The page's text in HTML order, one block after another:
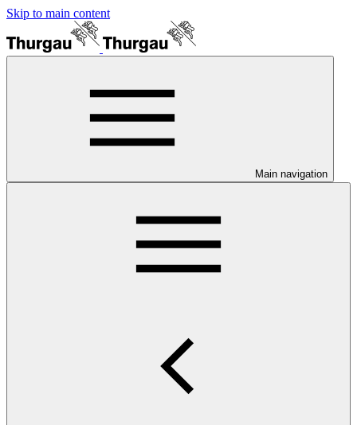
Skip to main content
Main navigation